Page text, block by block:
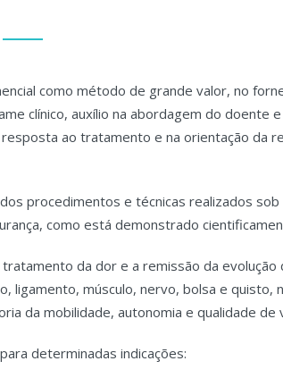
como método de grande valor, no
clínico, auxílio na abordagem do doente
ao tratamento e na orientação da
procedimentos e técnicas realizados
como está demonstrado
tratamento da dor e a remissão da
ligamento, músculo, nervo, bolsa e
da mobilidade, autonomia e qualidade de
determinadas indicações: